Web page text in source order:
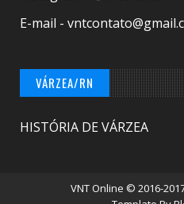
E-mail -
VÁRZEA/RN
HISTÓRIA DE VÁRZEA
VNT Online © 2016-